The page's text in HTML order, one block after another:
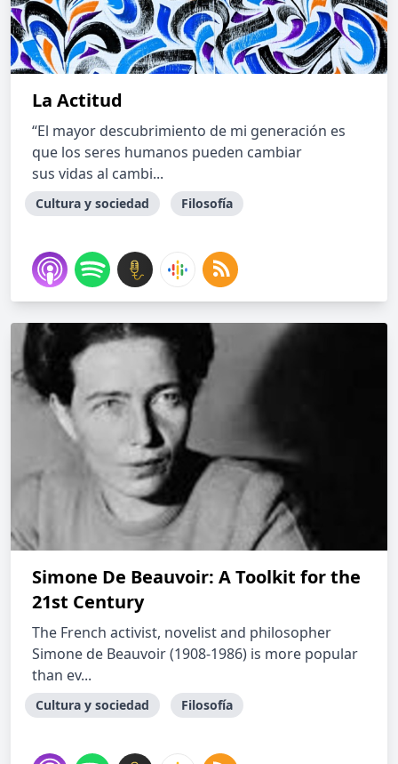
La Actitud
“El mayor descubrimiento de mi generación es
que los seres humanos pueden cambiar
sus vidas al cambi...
Cultura y sociedad Filosofía
Simone De Beauvoir: A Toolkit for the
21st Century
The French activist, novelist and philosopher
Simone de Beauvoir (1908-1986) is more popular
than ev...
Cultura y sociedad Filosofía